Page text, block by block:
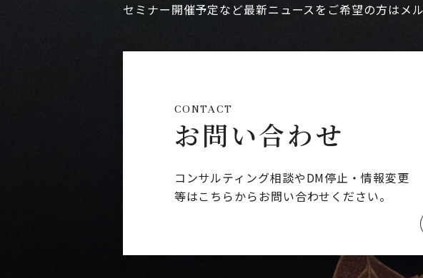
セミナー開催予定など最新ニュースをご希望の方はメ
CONTACT
お問い合わせ
コンサルティング相談やDM停止・情報変更
等はこちらからお問い合わせください。